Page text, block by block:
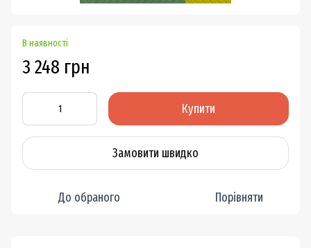
В наявності
3 248 грн
Купити
Замовити швидко
До обраного Порівняти